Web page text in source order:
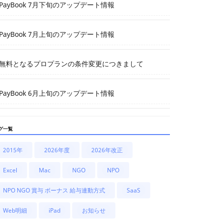
7月下旬のアップデート情報
7月上旬のアップデート情報
料となるプロプランの条件変更につきまして
6月上旬のアップデート情報
一覧
2015年 2026年度 2026年改正
Excel Mac NGO NPO
NPO NGO 賞与 ボーナス 給与連動方式 SaaS
Web明細 iPad お知らせ